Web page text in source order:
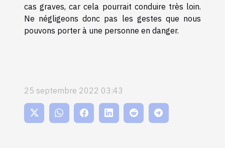
cas graves, car cela pourrait conduire très loin.
Ne négligeons donc pas les gestes que nous
pouvons porter à une personne en danger.
25 septembre 2022 03:43